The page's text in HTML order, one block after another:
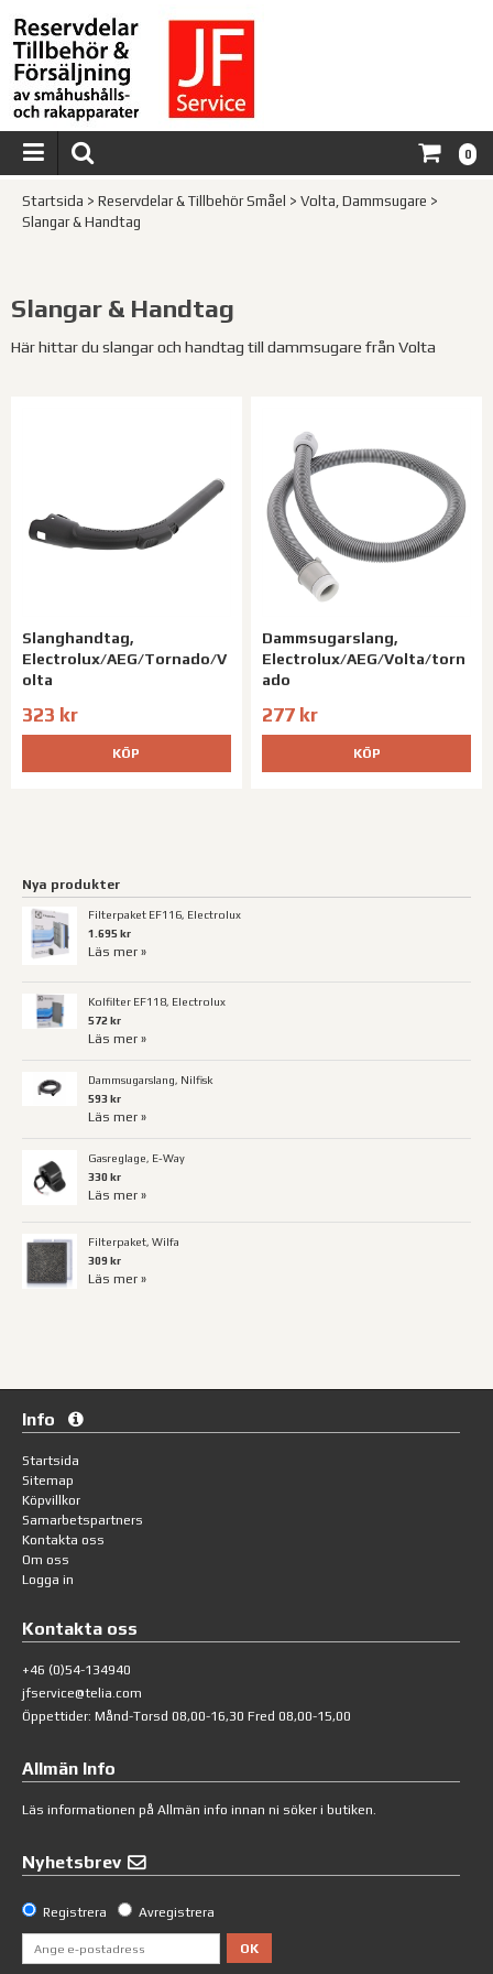
0
Startsida > Reservdelar & Tillbehör Småel > Volta, Dammsugare >
Slangar & Handtag
Slangar & Handtag
Här hittar du slangar och handtag till dammsugare från Volta
Slanghandtag,
Electrolux/AEG/Tornado/V
olta
323 kr
KÖP
Dammsugarslang,
Electrolux/AEG/Volta/torn
ado
277 kr
KÖP
Nya produkter
Filterpaket EF116, Electrolux
1.695 kr
Läs mer »
Kolfilter EF118, Electrolux
572 kr
Läs mer »
Dammsugarslang, Nilfisk
593 kr
Läs mer »
Gasreglage, E-Way
330 kr
Läs mer »
Filterpaket, Wilfa
309 kr
Läs mer »
Info
Startsida
Sitemap
Köpvillkor
Samarbetspartners
Kontakta oss
Om oss
Logga in
Kontakta oss
+46 (0)54-134940
jfservice@telia.com
Öppettider: Månd-Torsd 08,00-16,30 Fred 08,00-15,00
Allmän Info
Läs informationen på Allmän info innan ni söker i butiken.
Nyhetsbrev
Registrera Avregistrera
OK